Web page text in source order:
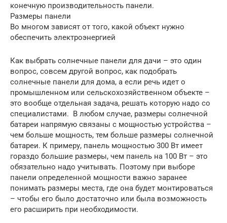
конечную производительность панели.
Размеры панели
Во многом зависят от того, какой объект нужно
обеспечить электроэнергией
Как выбрать солнечные панели для дачи – это один
вопрос, совсем другой вопрос, как подобрать
солнечные панели для дома, а если речь идет о
промышленном или сельскохозяйственном объекте –
это вообще отдельная задача, решать которую надо со
специалистами. В любом случае, размеры солнечной
батареи напрямую связаны с мощностью устройства –
чем больше мощность, тем больше размеры солнечной
батареи. К примеру, панель мощностью 300 Вт имеет
гораздо большие размеры, чем панель на 100 Вт – это
обязательно надо учитывать. Поэтому при выборе
панели определенной мощности важно заранее
понимать размеры места, где она будет монтироваться
– чтобы его было достаточно или была возможность
его расширить при необходимости.